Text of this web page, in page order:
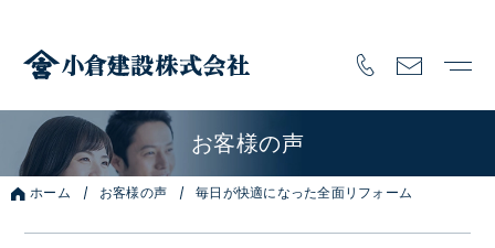
お客様の声
ホーム お客様の声 毎日が快適になった全面リフォーム